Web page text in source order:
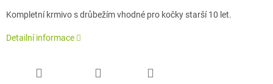
Kompletní krmivo s drůbežím vhodné pro kočky starší 10 let.
Detailní informace